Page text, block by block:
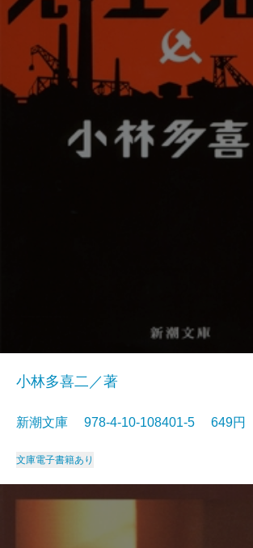
小林多喜二／著
新潮文庫 978-4-10-108401-5 649円
文庫電子書籍あり